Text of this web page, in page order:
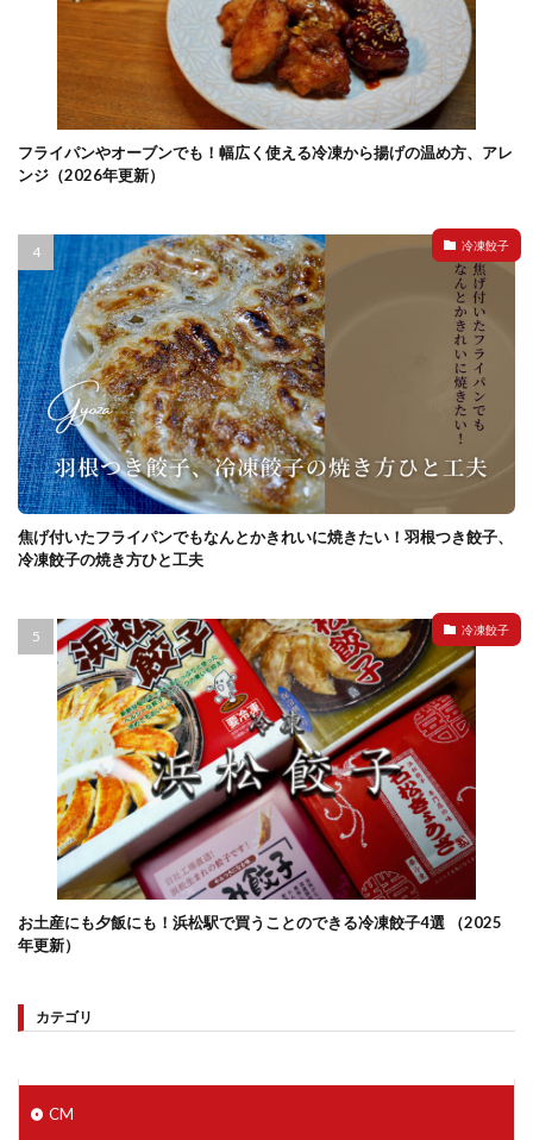
フライパンやオーブンでも！幅広く使える冷凍から揚げの温め方、アレ
ンジ（2026年更新）
冷凍餃子
焦げ付いたフライパンでもなんとかきれいに焼きたい！羽根つき餃子、
冷凍餃子の焼き方ひと工夫
冷凍餃子
お土産にも夕飯にも！浜松駅で買うことのできる冷凍餃子4選 （2025
年更新）
カテゴリ
CM